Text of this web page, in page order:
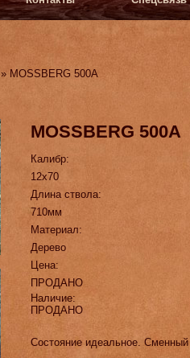
» MOSSBERG 500A
MOSSBERG 500A
Калибр:
12х70
Длина ствола:
710мм
Материал:
Дерево
Цена:
ПРОДАНО
Наличие:
ПРОДАНО
Состояние идеальное.